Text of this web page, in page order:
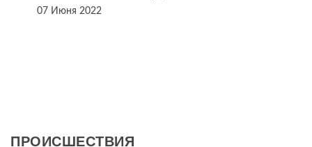
07 Июня 2022
ПРОИСШЕСТВИЯ